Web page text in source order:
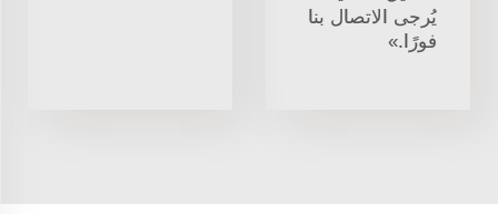
يُرجى الاتصال بنا
فورًا.»